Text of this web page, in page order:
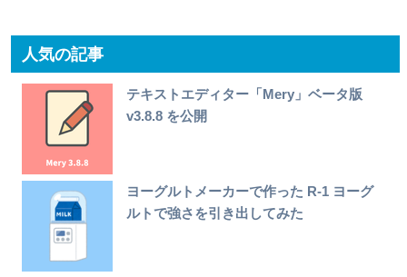
人気の記事
テキストエディター「Mery」ベータ版
v3.8.8 を公開
ヨーグルトメーカーで作った R-1 ヨーグ
ルトで強さを引き出してみた